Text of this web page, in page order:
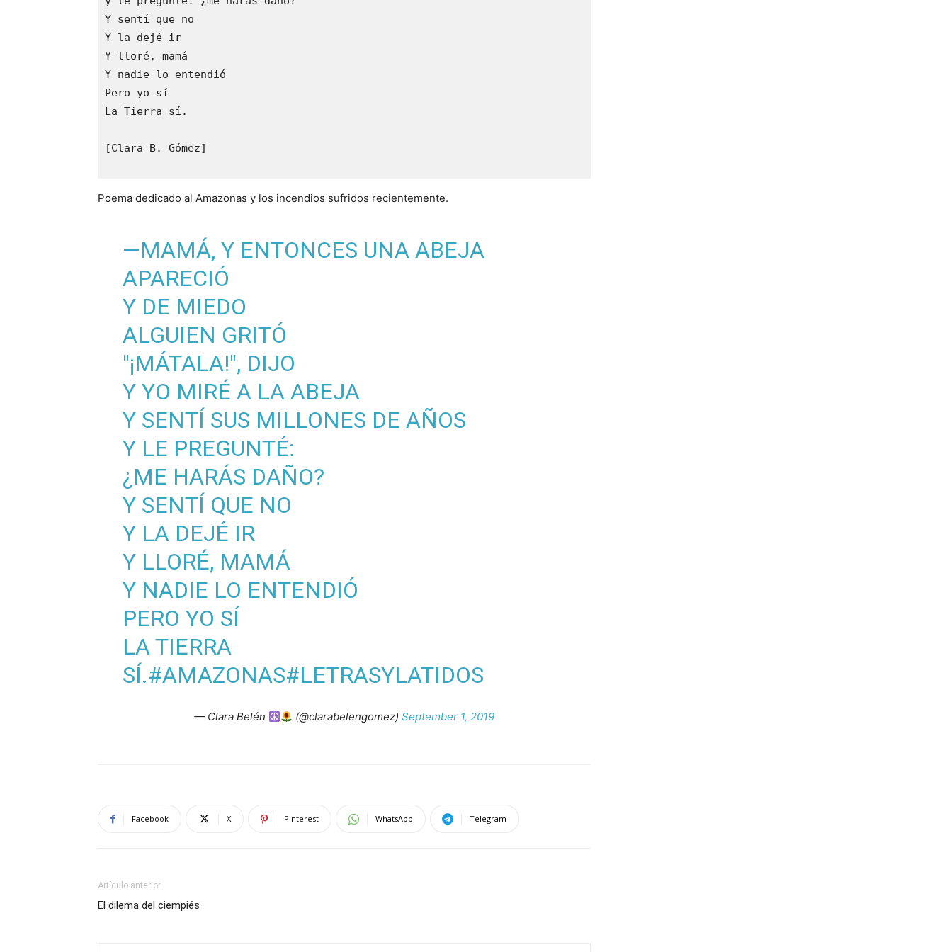
Y sentí que no
Y la dejé ir
Y lloré, mamá
Y nadie lo entendió
Pero yo sí
La Tierra sí.
[Clara B. Gómez]
Poema dedicado al Amazonas y los incendios sufridos recientemente.
—MAMÁ, Y ENTONCES UNA ABEJA
APARECIÓ
Y DE MIEDO
ALGUIEN GRITÓ
"¡MÁTALA!", DIJO
Y YO MIRÉ A LA ABEJA
Y SENTÍ SUS MILLONES DE AÑOS
Y LE PREGUNTÉ:
¿ME HARÁS DAÑO?
Y SENTÍ QUE NO
Y LA DEJÉ IR
Y LLORÉ, MAMÁ
Y NADIE LO ENTENDIÓ
PERO YO SÍ
LA TIERRA
SÍ.#AMAZONAS#LETRASYLATIDOS
— Clara Belén (@clarabelengomez)September 1, 2019
Facebook X Pinterest WhatsApp Telegram
Artículo anterior
El dilema del ciempiés